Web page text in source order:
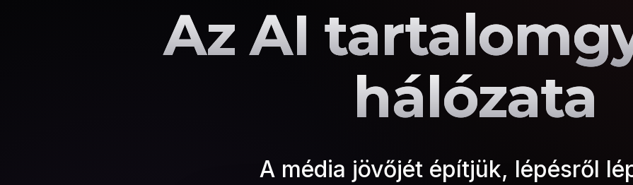
Az AI
hálózata
A média jövőjét építjük, lépésről